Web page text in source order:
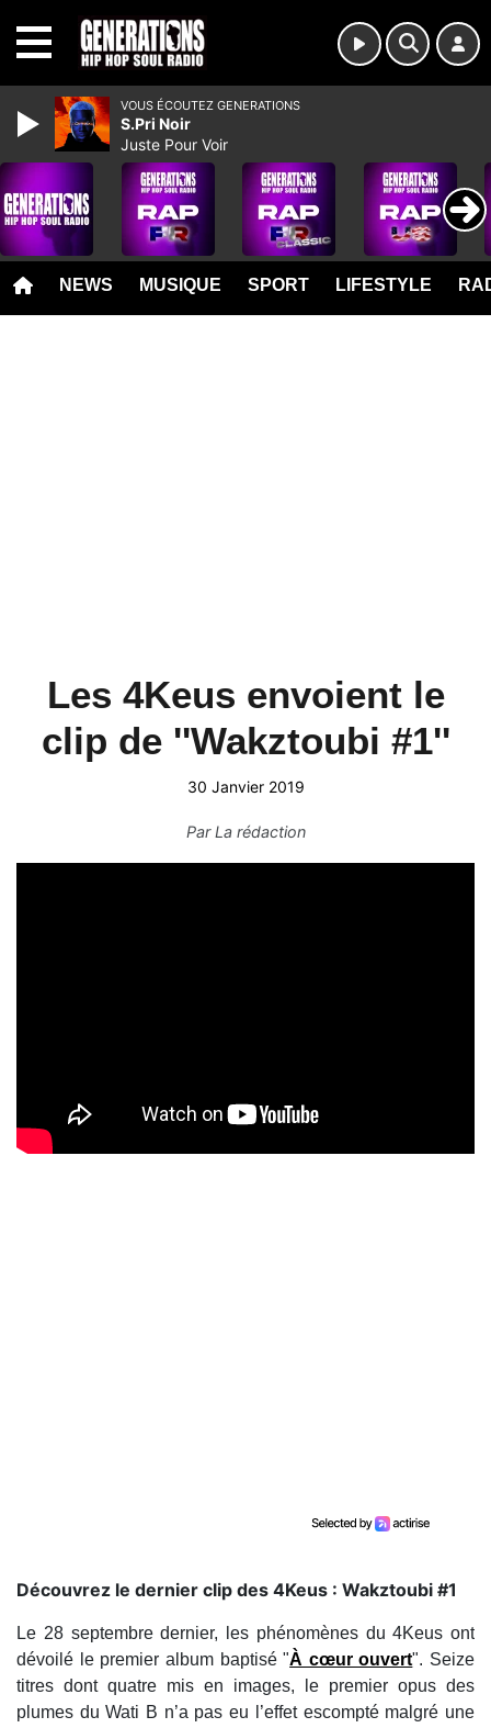
NEWS MUSIQUE SPORT LIFESTYLE
Les 4Keus envoient le
clip de ''Wakztoubi #1''
30 Janvier 2019
ParLa rédaction
Découvrez le dernier clip des 4Keus : Wakztoubi #1
Le 28 septembre dernier, les phénomènes du 4Keus ont
dévoilé le premier album baptisé "À cœur ouvert". Seize
titres dont quatre mis en images, le premier opus des
plumes du Wati B n’a pas eu l’effet escompté malgré une
VOUS ÉCOUTEZ GENERATIONS
S.Pri Noir
Juste Pour Voir